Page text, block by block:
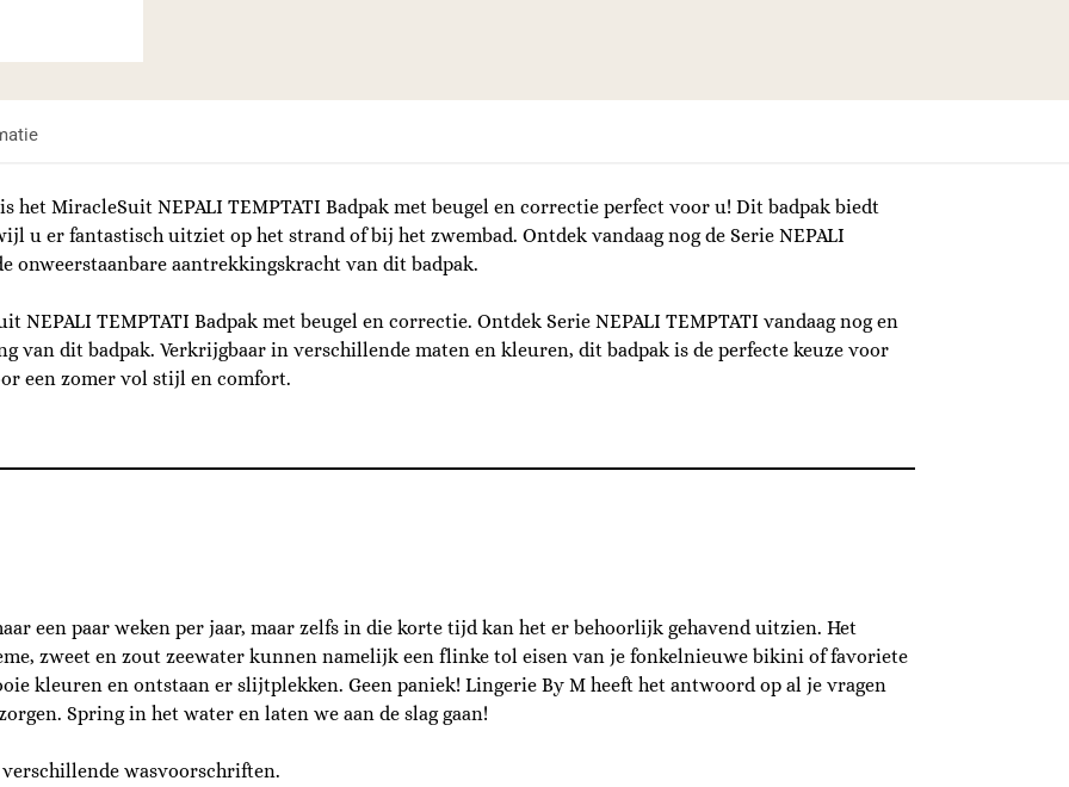
MiracleSuit NEPALI TEMPTATI Badpak met beugel en correctie perfect voor u! Dit badpak biedt
u er fantastisch uitziet op het strand of bij het zwembad. Ontdek vandaag nog de Serie NEPALI
onweerstaanbare aantrekkingskracht van dit badpak.
NEPALI TEMPTATI Badpak met beugel en correctie. Ontdek Serie NEPALI TEMPTATI vandaag nog en
van dit badpak. Verkrijgbaar in verschillende maten en kleuren, dit badpak is de perfecte keuze voor
een zomer vol stijl en comfort.
een paar weken per jaar, maar zelfs in die korte tijd kan het er behoorlijk gehavend uitzien. Het
zweet en zout zeewater kunnen namelijk een flinke tol eisen van je fonkelnieuwe bikini of favoriete
kleuren en ontstaan er slijtplekken. Geen paniek! Lingerie By M heeft het antwoord op al je vragen
Spring in het water en laten we aan de slag gaan!
wasvoorschriften.